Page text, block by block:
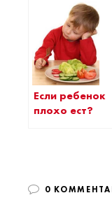
Если ребенок
плохо ест?
0